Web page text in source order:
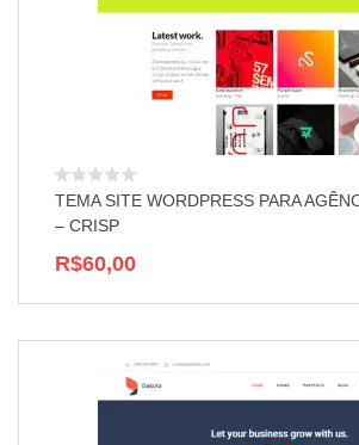
TEMA SITE WORDPRESS PARA
– CRISP
R$60,00